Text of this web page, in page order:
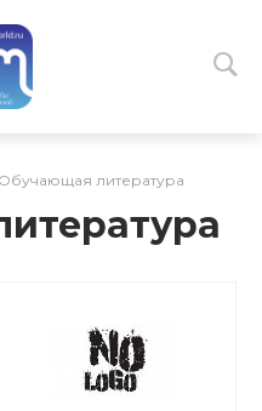
Обучающая литература